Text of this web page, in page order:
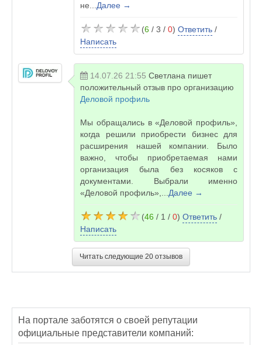
не... Далее →
(6 / 3 / 0) Ответить /
Написать
14.07.26 21:55 Светлана пишет
положительный отзыв про организацию
Деловой профиль
Мы обращались в «Деловой профиль»,
когда решили приобрести бизнес для
расширения нашей компании. Было
важно, чтобы приобретаемая нами
организация была без косяков с
документами. Выбрали именно
«Деловой профиль»,... Далее →
(46 / 1 / 0) Ответить /
Написать
Читать следующие 20 отзывов
На портале заботятся о своей репутации
официальные представители компаний: